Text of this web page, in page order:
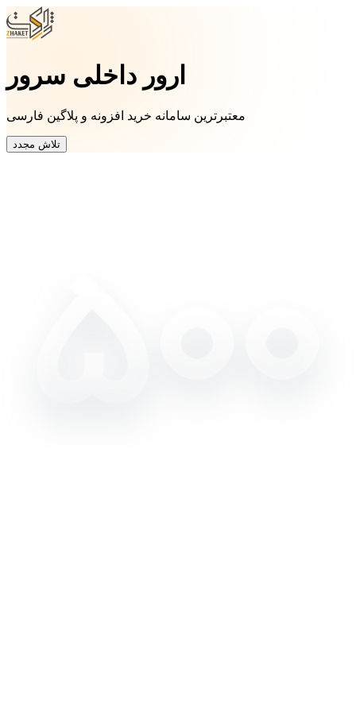
ارور داخلی سرور
معتبرترین سامانه خرید افزونه و پلاگین فارسی
تلاش مجدد